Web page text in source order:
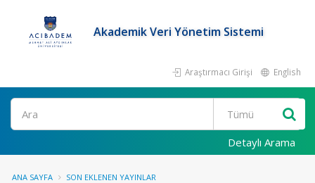
Akademik Veri Yönetim Sistemi
Araştırmacı Girişi English
Ara
Detaylı Arama
ANA SAYFA SON EKLENEN YAYINLAR